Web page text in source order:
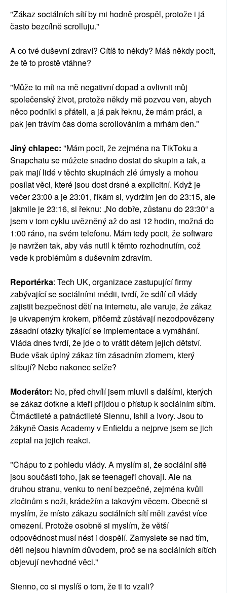
"Zákaz sociálních sítí by mi hodně prospěl, protože i já
často bezcílně scrolluju."
A co tvé duševní zdraví? Cítíš to někdy? Máš někdy pocit,
že tě to prostě vtáhne?
"Může to mít na mě negativní dopad a ovlivnit můj
společenský život, protože někdy mě pozvou ven, abych
něco podnikl s přáteli, a já pak řeknu, že mám práci, a
pak jen trávím čas doma scrollováním a mrhám den."
Jiný chlapec: "Mám pocit, že zejména na TikToku a
Snapchatu se můžete snadno dostat do skupin a tak, a
pak mají lidé v těchto skupinách zlé úmysly a mohou
posílat věci, které jsou dost drsné a explicitní. Když je
večer 23:00 a je 23:01, říkám si, vydržím jen do 23:15, ale
jakmile je 23:16, si řeknu: „No dobře, zůstanu do 23:30“ a
jsem v tom cyklu uvězněný až do asi 12 hodin, možná do
1:00 ráno, na svém telefonu. Mám tedy pocit, že software
je navržen tak, aby vás nutil k těmto rozhodnutím, což
vede k problémům s duševním zdravím.
Reportérka: Tech UK, organizace zastupující firmy
zabývající se sociálními médii, tvrdí, že sdílí cíl vlády
zajistit bezpečnost dětí na internetu, ale varuje, že zákaz
je ukvapeným krokem, přičemž zůstávají nezodpovězeny
zásadní otázky týkající se implementace a vymáhání.
Vláda dnes tvrdí, že jde o to vrátit dětem jejich dětství.
Bude však úplný zákaz tím zásadním zlomem, který
slibují? Nebo nakonec selže?
Moderátor: No, před chvílí jsem mluvil s dalšími, kterých
se zákaz dotkne a kteří přijdou o přístup k sociálním sítím.
Čtrnáctileté a patnáctileté Siennu, Ishil a Ivory. Jsou to
žákyně Oasis Academy v Enfieldu a nejprve jsem se jich
zeptal na jejich reakci.
"Chápu to z pohledu vlády. A myslím si, že sociální sítě
jsou součástí toho, jak se teenageři chovají. Ale na
druhou stranu, venku to není bezpečné, zejména kvůli
zločinům s noži, krádežím a takovým věcem. Obecně si
myslím, že místo zákazu sociálních sítí měli zavést více
omezení. Protože osobně si myslím, že větší
odpovědnost musí nést i dospělí. Zamyslete se nad tím,
děti nejsou hlavním důvodem, proč se na sociálních sítích
objevují nevhodné věci."
Sienno, co si myslíš o tom, že ti to vzali?